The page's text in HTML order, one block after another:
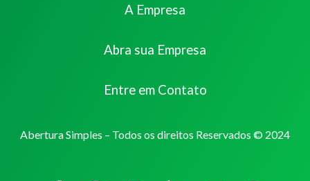
A Empresa
Abra sua Empresa
Entre em Contato
Abertura Simples – Todos os direitos Reservados © 2024